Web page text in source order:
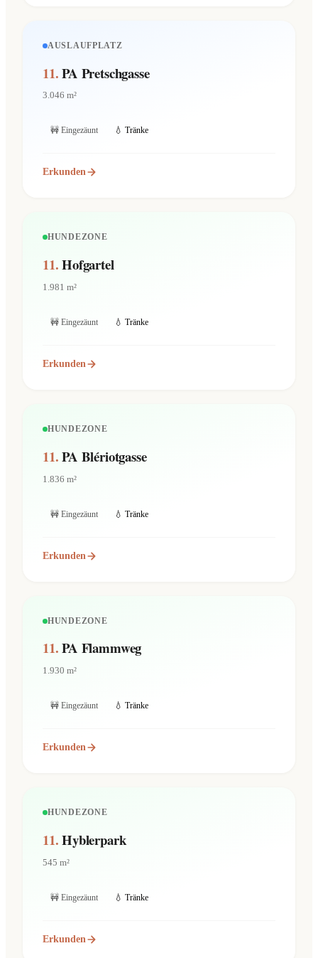
AUSLAUFPLATZ
11.PA Pretschgasse
3.046 m²
🚧 Eingezäunt 💧 Tränke
Erkunden
HUNDEZONE
11.Hofgartel
1.981 m²
🚧 Eingezäunt 💧 Tränke
Erkunden
HUNDEZONE
11.PA Blériotgasse
1.836 m²
🚧 Eingezäunt 💧 Tränke
Erkunden
HUNDEZONE
11.PA Flammweg
1.930 m²
🚧 Eingezäunt 💧 Tränke
Erkunden
HUNDEZONE
11.Hyblerpark
545 m²
🚧 Eingezäunt 💧 Tränke
Erkunden